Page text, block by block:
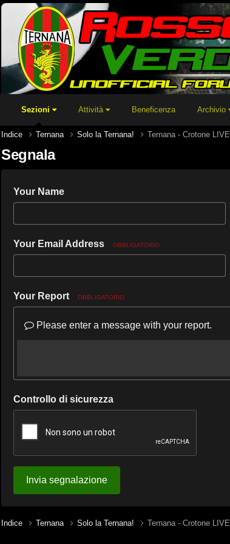
Sezioni Attività Beneficenza Archivio
Indice Ternana Solo la Ternana! Ternana - Crotone LIVE
Segnala
Your Name
Your Email Address OBBLIGATORIO
Your Report OBBLIGATORIO
Please enter a message with your report.
Controllo di sicurezza
Invia segnalazione
Indice Ternana Solo la Ternana! Ternana - Crotone LIVE